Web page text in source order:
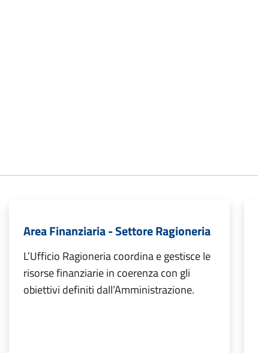
Area Finanziaria - Settore Ragioneria
L’Ufficio Ragioneria coordina e gestisce le
risorse finanziarie in coerenza con gli
obiettivi definiti dall’Amministrazione.